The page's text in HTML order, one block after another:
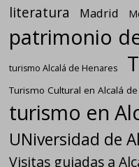
literatura Madrid
patrimonio
turismo Alcalá de Henares
Turismo Cultural en Alcalá
turismo en
UNiversidad de
Visitas guiadas a